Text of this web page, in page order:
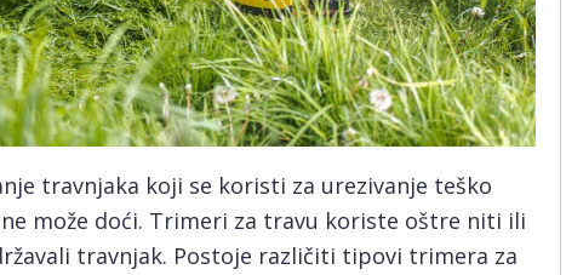
travnjaka koji se koristi za urezivanje teško
može doći. Trimeri za travu koriste oštre niti ili
travnjak. Postoje različiti tipovi trimera za